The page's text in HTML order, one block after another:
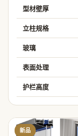
型材壁厚
立柱规格
玻璃
表面处理
护栏高度
新品